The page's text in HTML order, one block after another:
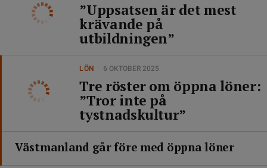
”Uppsatsen är det mest
krävande på
utbildningen”
LÖN 6 OKTOBER 2025
Tre röster om öppna löner:
”Tror inte på
tystnadskultur”
Västmanland går före med öppna löner